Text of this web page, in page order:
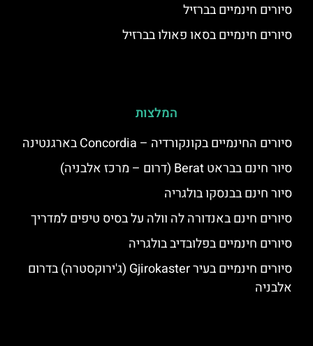
סיורים חינמיים בברזיל
סיורים חינמיים בסאו פאולו בברזיל
המלצות
סיורים החינמיים בקונקורדיה – Concordia בארגנטינה
סיור חינם בבראט Berat (דרום – מרכז אלבניה)
סיור חינם בבנסקו בולגריה
סיורים חינם באנדורה לה וולה על בסיס טיפים למדריך
סיורים חינמיים בפלובדיב בולגריה
סיורים חינמיים בעיר Gjirokaster (ג'ירוקסטרה) בדרום
אלבניה